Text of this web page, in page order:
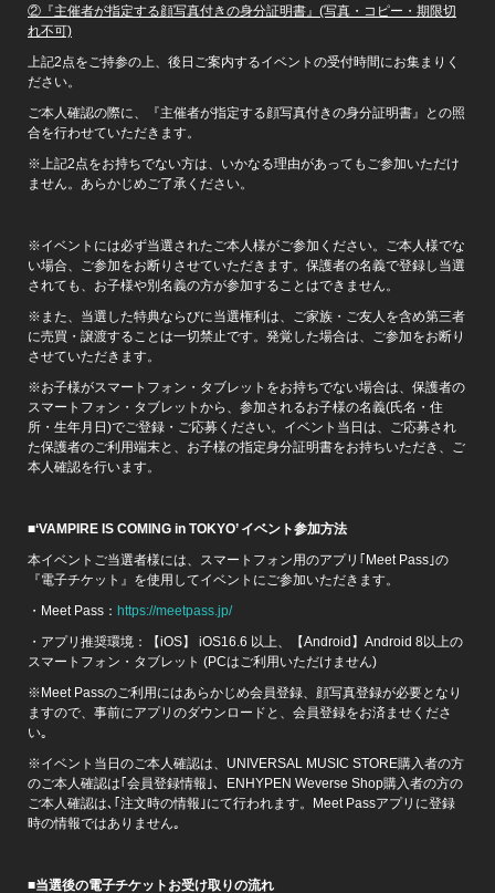
② 『主催者が指定する顔写真付きの身分証明書』(写真・コピー・期限切
れ不可)
上記2点をご持参の上、後日ご案内するイベントの受付時間にお集まりく
ださい。
ご本人確認の際に、『主催者が指定する顔写真付きの身分証明書』との照
合を行わせていただきます。
※上記2点をお持ちでない方は、いかなる理由があってもご参加いただけ
ません。あらかじめご了承ください。
※イベントには必ず当選されたご本人様がご参加ください。ご本人様でな
い場合、ご参加をお断りさせていただきます。保護者の名義で登録し当選
されても、お子様や別名義の方が参加することはできません。
※また、当選した特典ならびに当選権利は、ご家族・ご友人を含め第三者
に売買・譲渡することは一切禁止です。発覚した場合は、ご参加をお断り
させていただきます。
※お子様がスマートフォン・タブレットをお持ちでない場合は、保護者の
スマートフォン・タブレットから、参加されるお子様の名義(氏名・住
所・生年月日)でご登録・ご応募ください。イベント当日は、ご応募され
た保護者のご利用端末と、お子様の指定身分証明書をお持ちいただき、ご
本人確認を行います。
■‘VAMPIRE IS COMING in TOKYO’ イベント参加方法
本イベントご当選者様には、スマートフォン用のアプリ｢Meet Pass｣の
『電子チケット』を使用してイベントにご参加いただきます。
・Meet Pass： https://meetpass.jp/
・アプリ推奨環境：【iOS】 iOS16.6 以上、【Android】Android 8以上の
スマートフォン・タブレット (PCはご利用いただけません)
※Meet Passのご利用にはあらかじめ会員登録、顔写真登録が必要となり
ますので、事前にアプリのダウンロードと、会員登録をお済ませくださ
い｡
※イベント当日のご本人確認は、UNIVERSAL MUSIC STORE購入者の方
のご本人確認は｢会員登録情報｣、ENHYPEN Weverse Shop購入者の方の
ご本人確認は､｢注文時の情報｣にて行われます。Meet Passアプリに登録
時の情報ではありません｡
■当選後の電子チケットお受け取りの流れ